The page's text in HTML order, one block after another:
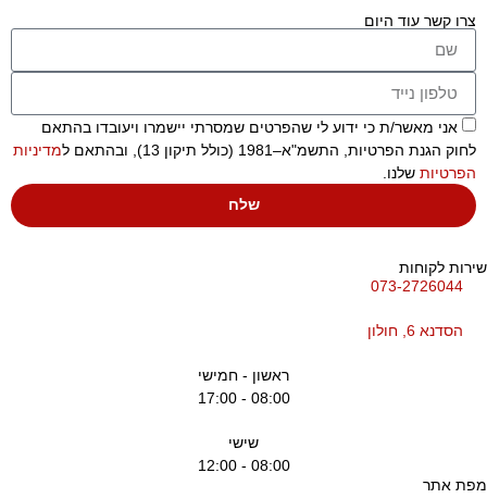
צרו קשר עוד היום
אני מאשר/ת כי ידוע לי שהפרטים שמסרתי יישמרו ויעובדו בהתאם
לחוק הגנת הפרטיות, התשמ"א–1981 (כולל תיקון 13), ובהתאם ל
מדיניות
הפרטיותשלנו.
שלח
לקוחות
073-2726044
הסדנא 6, חולון
ראשון - חמישי
08:00 - 17:00
שישי
08:00 - 12:00
אתר